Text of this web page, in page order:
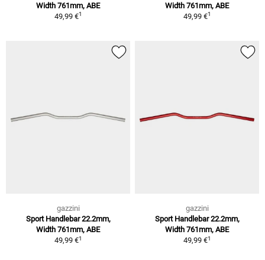
Width 761mm, ABE
49,99 €1
Width 761mm, ABE
49,99 €1
gazzini
Sport Handlebar 22.2mm,
Width 761mm, ABE
49,99 €1
gazzini
Sport Handlebar 22.2mm,
Width 761mm, ABE
49,99 €1